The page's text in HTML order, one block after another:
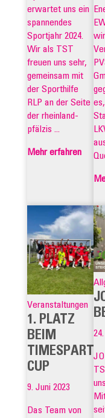
erwartet uns ein
spannendes
Sportjahr 2024.
Wir als TST
freuen uns sehr,
gemeinsam mit
der Sporthilfe
RLP an der Seite
der rheinland-
pfälzis ...
Mehr erfahren
Veranstaltungen
1. PLATZ
BEIM
CUP
9. Juni 2023
Das Team von